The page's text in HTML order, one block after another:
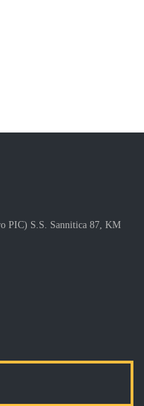
PIC) S.S. Sannitica 87, KM